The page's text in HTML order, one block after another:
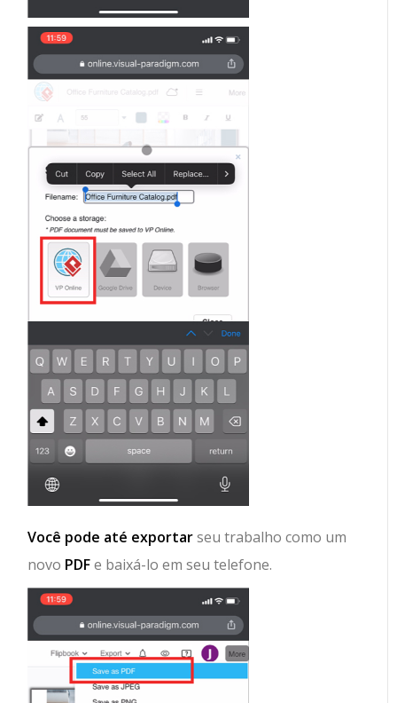
Você pode até exportarseu trabalho como um
novo PDFe baixá-lo em seu telefone.